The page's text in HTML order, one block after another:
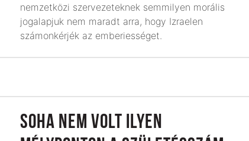
nemzetközi szervezeteknek semmilyen morális
jogalapjuk nem maradt arra, hogy Izraelen
számonkérjék az emberiességet.
SOHA NEM VOLT ILYEN